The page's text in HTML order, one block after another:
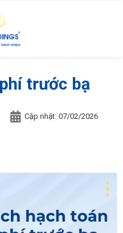
trước bạ
Cập nhật: 07/02/2026